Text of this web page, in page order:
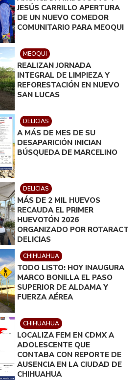
JESÚS CARRILLO APERTURA
DE UN NUEVO COMEDOR
COMUNITARIO PARA MEOQUI
MEOQUI
REALIZAN JORNADA
INTEGRAL DE LIMPIEZA Y
REFORESTACIÓN EN NUEVO
SAN LUCAS
DELICIAS
A MÁS DE MES DE SU
DESAPARICIÓN INICIAN
BÚSQUEDA DE MARCELINO
DELICIAS
MÁS DE 2 MIL HUEVOS
RECAUDA EL PRIMER
HUEVOTÓN 2026
ORGANIZADO POR ROTARACT
DELICIAS
CHIHUAHUA
TODO LISTO: HOY INAUGURA
MARCO BONILLA EL PASO
SUPERIOR DE ALDAMA Y
FUERZA AÉREA
CHIHUAHUA
LOCALIZA FEM EN CDMX A
ADOLESCENTE QUE
CONTABA CON REPORTE DE
AUSENCIA EN LA CIUDAD DE
CHIHUAHUA